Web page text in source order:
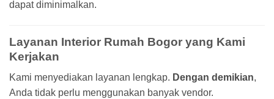
dapat diminimalkan.
Layanan Interior Rumah Bogor yang Kami
Kerjakan
Kami menyediakan layanan lengkap. Dengan demikian,
Anda tidak perlu menggunakan banyak vendor.